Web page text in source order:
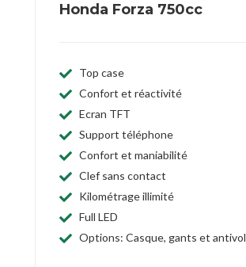
Honda Forza 750cc
Top case
Confort et réactivité
Ecran TFT
Support téléphone
Confort et maniabilité
Clef sans contact
Kilométrage illimité
Full LED
Options: Casque, gants et antivol